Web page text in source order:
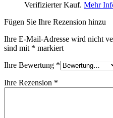
Verifizierter Kauf. Mehr
Fügen Sie Ihre Rezension hinzu
Ihre E-Mail-Adresse wird nicht
sind mit * markiert
Ihre Bewertung *
Ihre Rezension *